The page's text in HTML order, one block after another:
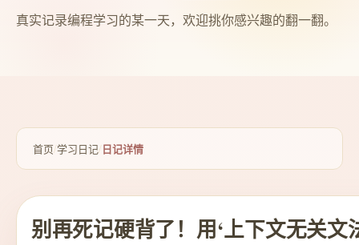
真实记录编程学习的某一天，欢迎挑你感兴趣的翻一翻。
首页/学习日记/日记详情
别再死记硬背了！用‘上下文无关